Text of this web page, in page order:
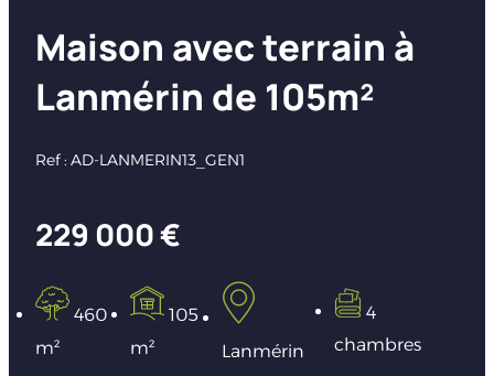
Maison avec terrain à
Lanmérin de 105m²
Ref : AD-LANMERIN13_GEN1
229 000 €
460
m²
105
m²
Lanmérin
4
chambres